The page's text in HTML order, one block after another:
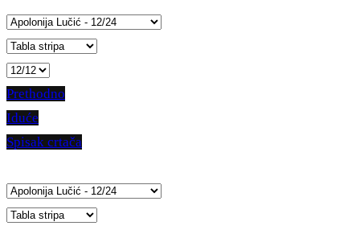
Prethodno
Iduće
Spisak crtača